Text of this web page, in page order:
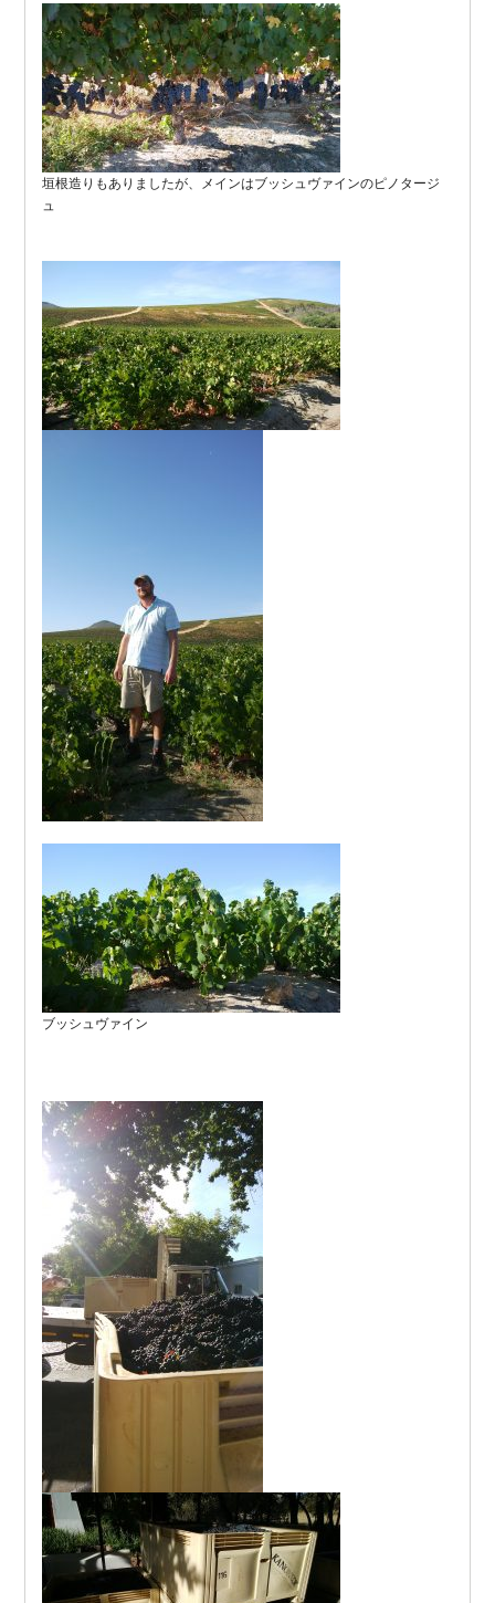
垣根造りもありましたが、メインはブッシュヴァインのピノタージ
ュ
ブッシュヴァイン